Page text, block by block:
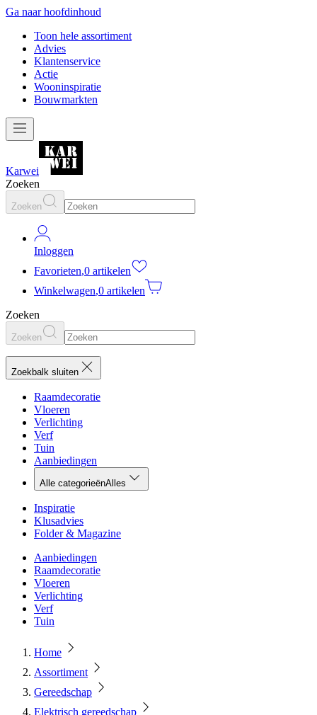
Ga naar hoofdinhoud
Toon hele assortiment
Advies
Klantenservice
Actie
Wooninspiratie
Bouwmarkten
Karwei
Zoeken
Zoeken
Inloggen
Favorieten,0 artikelen
Winkelwagen,0 artikelen
Zoeken
Zoeken
Zoekbalk sluiten
Raamdecoratie
Vloeren
Verlichting
Verf
Tuin
Aanbiedingen
Alle categorieënAlles
Inspiratie
Klusadvies
Folder & Magazine
Aanbiedingen
Raamdecoratie
Vloeren
Verlichting
Verf
Tuin
Home
Assortiment
Gereedschap
Elektrisch gereedschap